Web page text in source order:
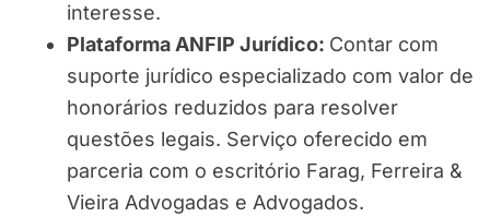
interesse.
Plataforma ANFIP Jurídico: Contar com
suporte jurídico especializado com valor de
honorários reduzidos para resolver
questões legais. Serviço oferecido em
parceria com o escritório Farag, Ferreira &
Vieira Advogadas e Advogados.